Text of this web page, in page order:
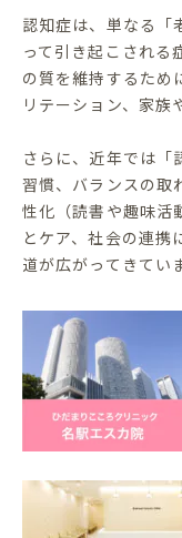
認知症は、単なる「
って引き起こされる
の質を維持するため
リテーション、家族
さらに、近年では「
習慣、バランスの取
性化（読書や趣味活
とケア、社会の連携
道が広がってきてい